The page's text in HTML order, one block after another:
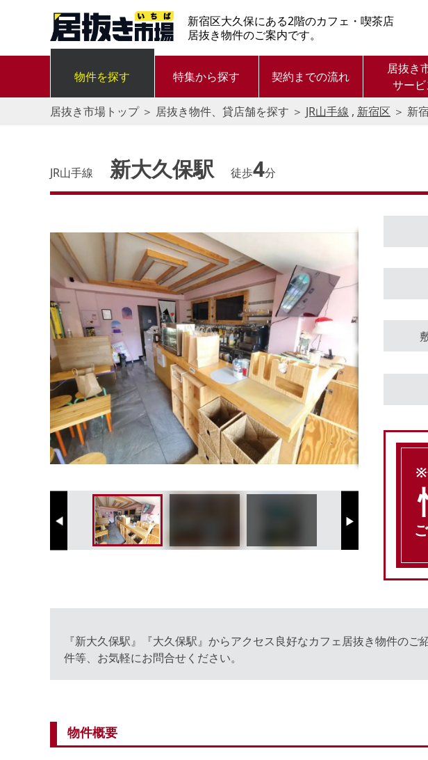
新宿区大久保にある2階のカフェ・喫茶店
居抜き物件のご案内です。
物件を探す 特集から探す 契約までの流れ
居抜き
サービ
居抜き市場トップ＞ 居抜き物件、貸店舗を探す ＞ JR山手線 , 新宿区 ＞ 新
JR山手線 新大久保駅 徒歩4分
物件
Previous Next
※
『新大久保駅』『大久保駅』からアクセス良好なカフェ居抜き物件の
件等、お気軽にお問合せください。
物件概要